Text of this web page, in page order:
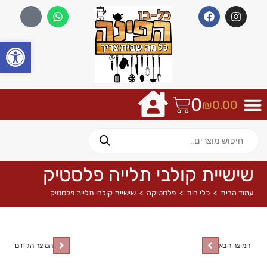
₪0.00
0
שישיית קולבי תלייה פלסטיק
עמוד הבית > כלי בית > פלסטיקה > שישיית קולבי תלייה פלסטיק
המוצר הקודם המוצר הבא